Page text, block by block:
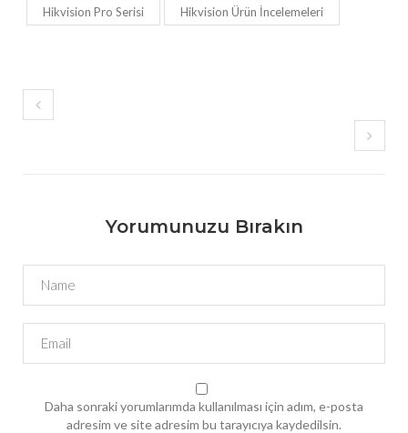
Hikvision Pro Serisi Hikvision Ürün İncelemeleri
Yorumunuzu Bırakın
Daha sonraki yorumlarımda kullanılması için adım, e-posta
adresim ve site adresim bu tarayıcıya kaydedilsin.